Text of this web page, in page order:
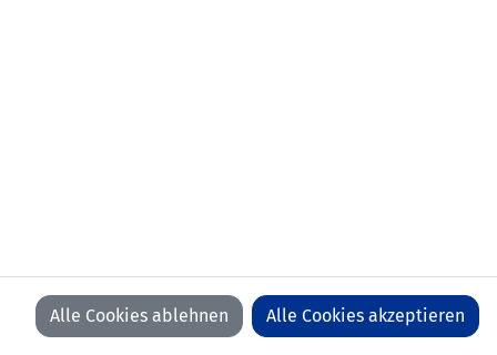
Alle Cookies ablehnen Alle Cookies akzeptieren